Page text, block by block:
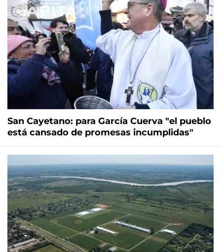
San Cayetano: para García Cuerva "el pueblo
está cansado de promesas incumplidas"